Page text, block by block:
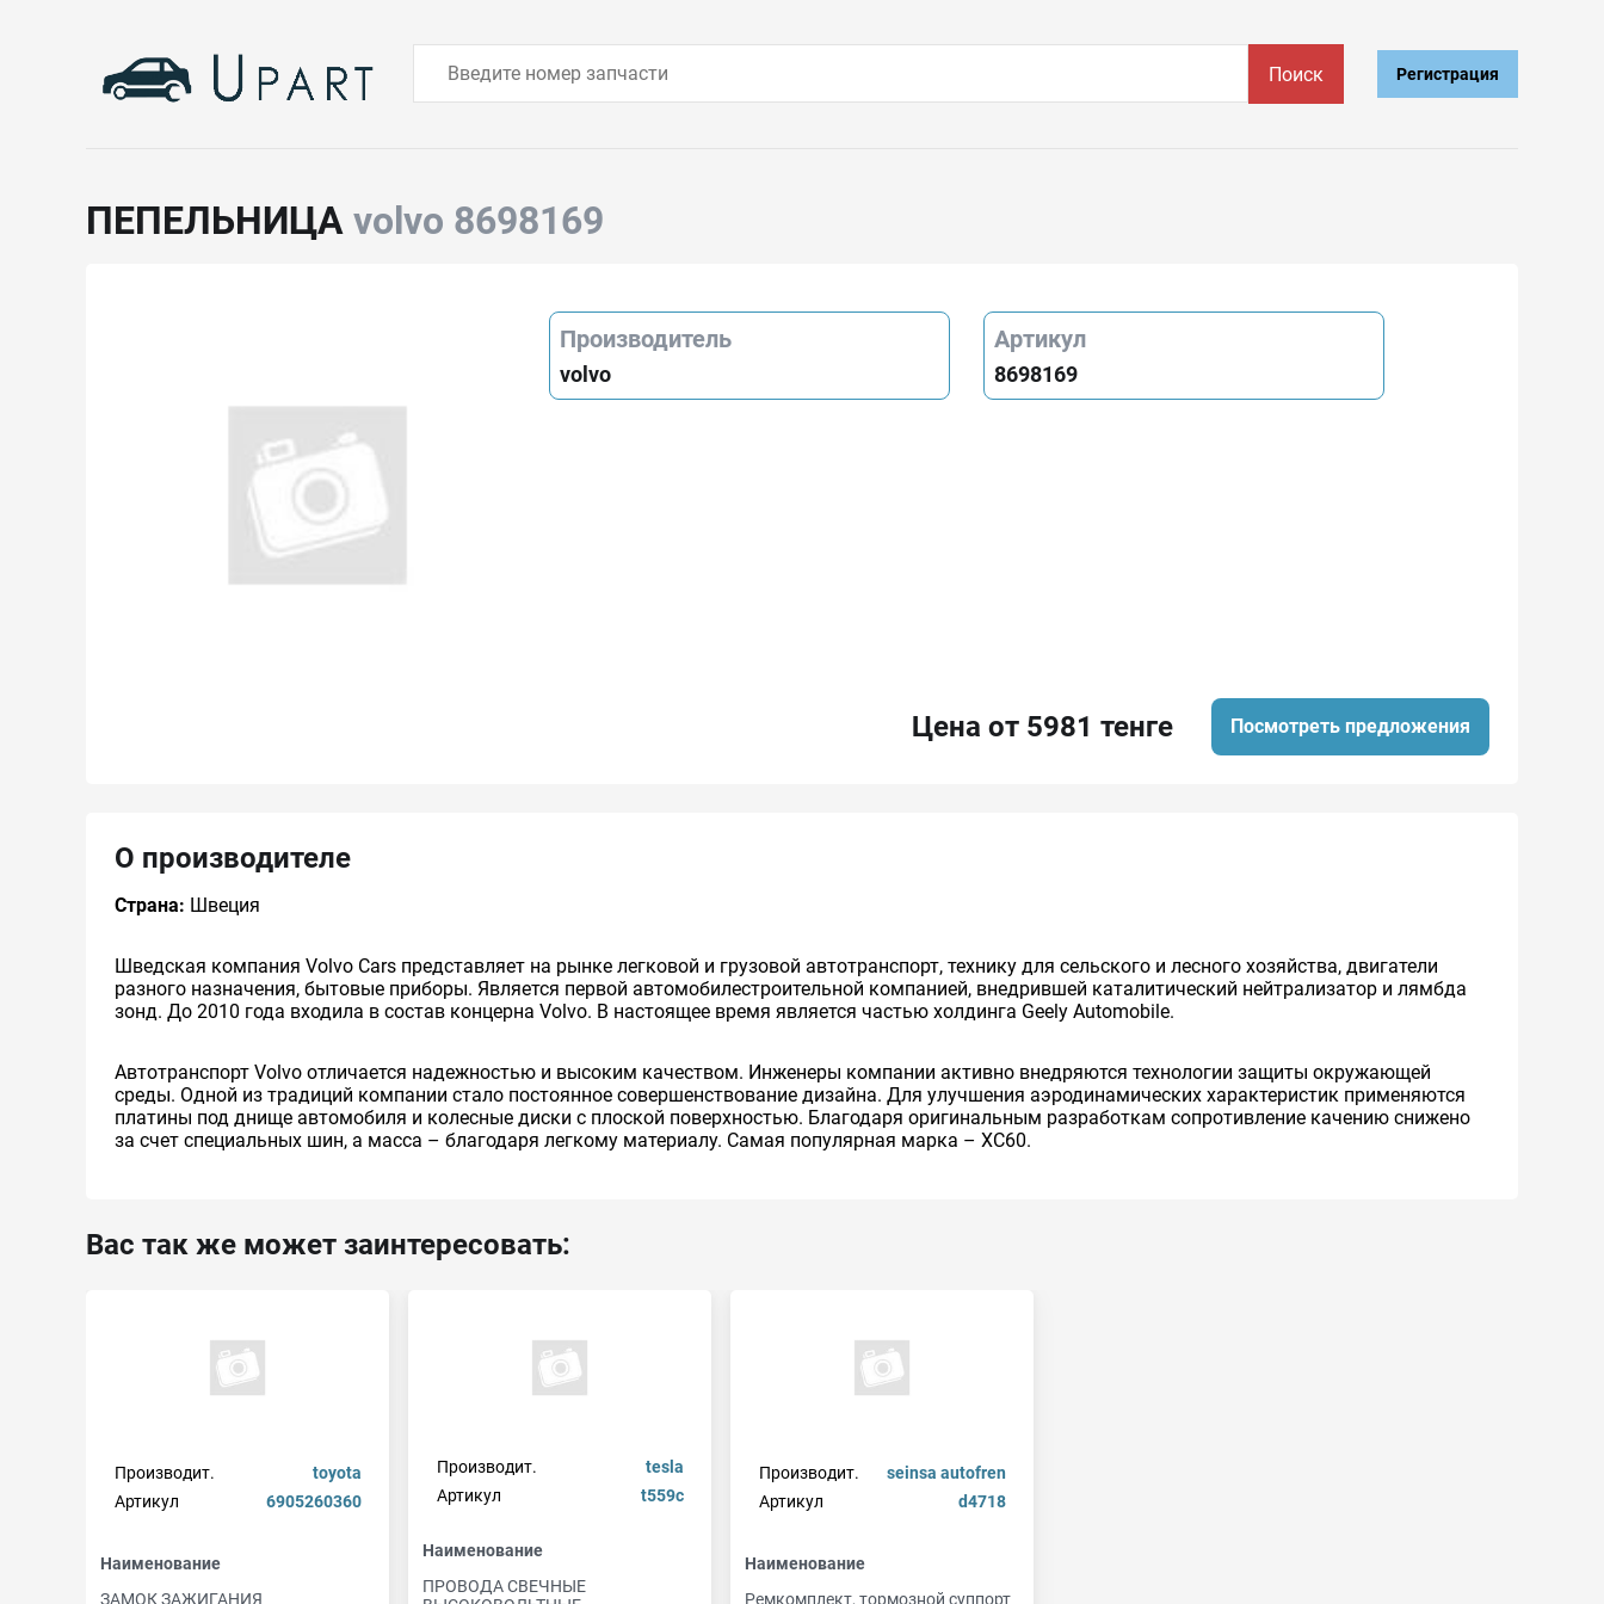
Поиск Регистрация
ПЕПЕЛЬНИЦА volvo 8698169
Производитель
volvo
Артикул
8698169
Цена от 5981 тенге Посмотреть предложения
О производителе
Страна: Швеция
Шведская компания Volvo Cars представляет на рынке легковой и грузовой автотранспорт, технику для сельского и лесного хозяйства, двигатели
разного назначения, бытовые приборы. Является первой автомобилестроительной компанией, внедрившей каталитический нейтрализатор и лямбда
зонд. До 2010 года входила в состав концерна Volvo. В настоящее время является частью холдинга Geely Automobile.
Автотранспорт Volvo отличается надежностью и высоким качеством. Инженеры компании активно внедряются технологии защиты окружающей
среды. Одной из традиций компании стало постоянное совершенствование дизайна. Для улучшения аэродинамических характеристик применяются
платины под днище автомобиля и колесные диски с плоской поверхностью. Благодаря оригинальным разработкам сопротивление качению снижено
за счет специальных шин, а масса – благодаря легкому материалу. Самая популярная марка – XC60.
Вас так же может заинтересовать:
Производит.
toyota
Артикул
6905260360
Наименование
ЗАМОК ЗАЖИГАНИЯ
Производит.
tesla
Артикул
t559c
Наименование
ПРОВОДА СВЕЧНЫЕ
Производит.
seinsa autofren
Артикул
d4718
Наименование
Ремкомплект, тормозной суппорт